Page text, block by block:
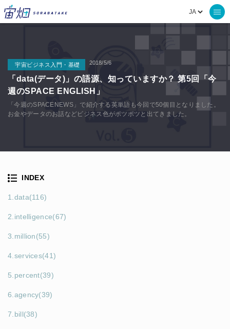
宇宙ビジネス入門・基礎 2018/5/6
「data(データ)」の語源、知っていますか？ 第5回「今
週のSPACE ENGLISH」
「今週のSPACENEWS」で紹介する英単語も今回で50個目となりました。
お金やデータのお話などビジネス色がポツポツと出てきました。
INDEX
1.data(116)
2.intelligence(67)
3.million(55)
4.services(41)
5.percent(39)
6.agency(39)
7.bill(38)